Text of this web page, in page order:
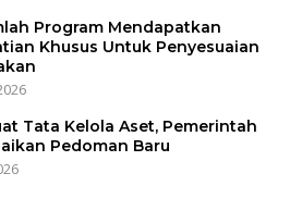
Program Mendapatkan
Khusus Untuk Penyesuaian
Tata Kelola Aset, Pemerintah
Pedoman Baru